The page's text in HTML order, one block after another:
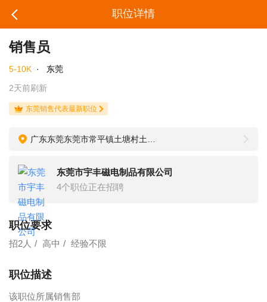
职位详情
销售员
5-10K ·
东莞
2天前刷新
东莞销售代表最新职位
东莞市宇丰磁电制品有限公司
4个职位正在招聘
职位要求
招2人 高中 经验不限
职位描述
该职位所属销售部